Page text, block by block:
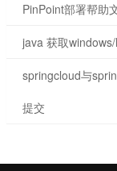
PinPoint部署帮助
java 获取
springcloud与
提交